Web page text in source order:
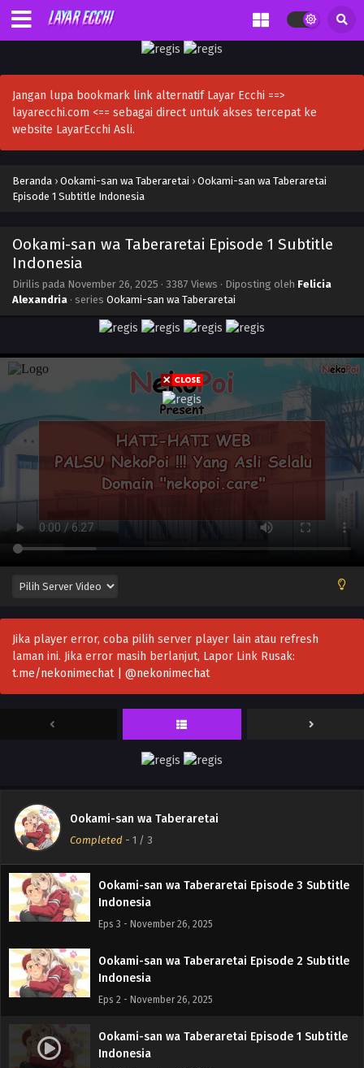
Jangan lupa bookmark link alternatif Layar Ecchi ==>
layarecchi.com <== sebagai direct untuk akses tercepat ke
website LayarEcchi Asli.
Beranda › Ookami-san wa Taberaretai › Ookami-san wa Taberaretai
Episode 1 Subtitle Indonesia
Ookami-san wa Taberaretai Episode 1 Subtitle
Indonesia
Dirilis pada November 26, 2025 · 3387 Views · Diposting oleh Felicia
Alexandria · series Ookami-san wa Taberaretai
Jika player error, coba pilih server player lain atau refresh
laman ini. Jika error masih berlanjut, Lapor Link Rusak:
t.me/nekonimechat | @nekonimechat
Ookami-san wa Taberaretai
Completed - 1 / 3
Ookami-san wa Taberaretai Episode 3 Subtitle
Indonesia
Eps 3 - November 26, 2025
Ookami-san wa Taberaretai Episode 2 Subtitle
Indonesia
Eps 2 - November 26, 2025
Ookami-san wa Taberaretai Episode 1 Subtitle
Indonesia